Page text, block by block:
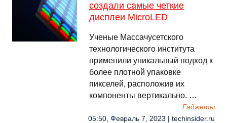
создали самые четкие
дисплеи MicroLED
Ученые Массачусетского
технологического института
применили уникальный подход к
более плотной упаковке
пикселей, расположив их
компоненты вертикально. …
Гаджеты
05:50, Февраль 7, 2023 | techinsider.ru